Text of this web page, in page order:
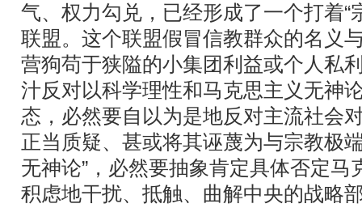
气、权力勾兑，已经形成了一个打着“
联盟。这个联盟假冒信教群众的名义
营狗苟于狭隘的小集团利益或个人私
汁反对以科学理性和马克思主义无神
态，必然要自以为是地反对主流社会
正当质疑、甚或将其诬蔑为与宗教极
无神论”，必然要抽象肯定具体否定马
积虑地干扰、抵触、曲解中央的战略